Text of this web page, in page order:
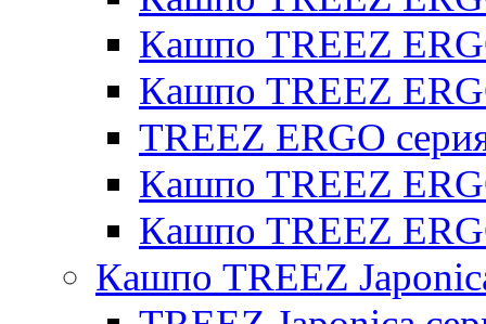
Кашпо TREEZ
Кашпо TREEZ
TREEZ ERGO
Кашпо TREEZ
Кашпо TREEZ
Кашпо TREEZ